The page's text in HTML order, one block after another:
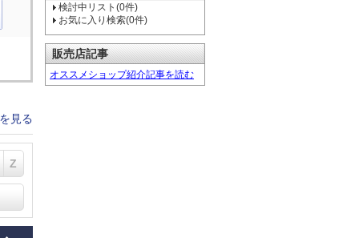
見る
Z
検討中リスト(0件)
お気に入り検索(0件)
販売店記事
オススメショップ紹介記事を読む